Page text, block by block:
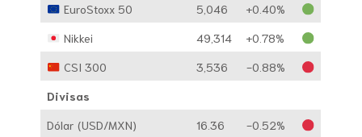
EuroStoxx 50
5,046
+0.40%
Nikkei
49,314
+0.78%
CSI 300
3,536
-0.88%
Divisas
Dólar (USD/MXN)
16.36
-0.52%